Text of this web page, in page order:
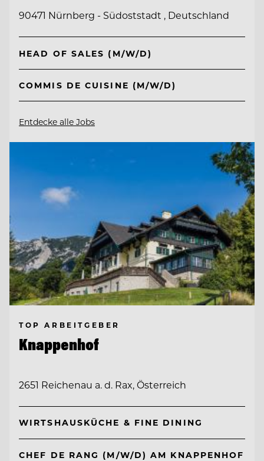
90471 Nürnberg - Südoststadt , Deutschland
HEAD OF SALES (M/W/D)
COMMIS DE CUISINE (M/W/D)
Entdecke alle Jobs
TOP ARBEITGEBER
Knappenhof
2651 Reichenau a. d. Rax, Österreich
WIRTSHAUSKÜCHE & FINE DINING
CHEF DE RANG (M/W/D) AM KNAPPENHOF